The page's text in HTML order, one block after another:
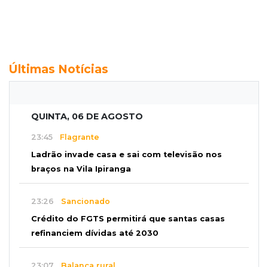
Últimas Notícias
QUINTA, 06 DE AGOSTO
23:45 Flagrante
Ladrão invade casa e sai com televisão nos
braços na Vila Ipiranga
23:26 Sancionado
Crédito do FGTS permitirá que santas casas
refinanciem dívidas até 2030